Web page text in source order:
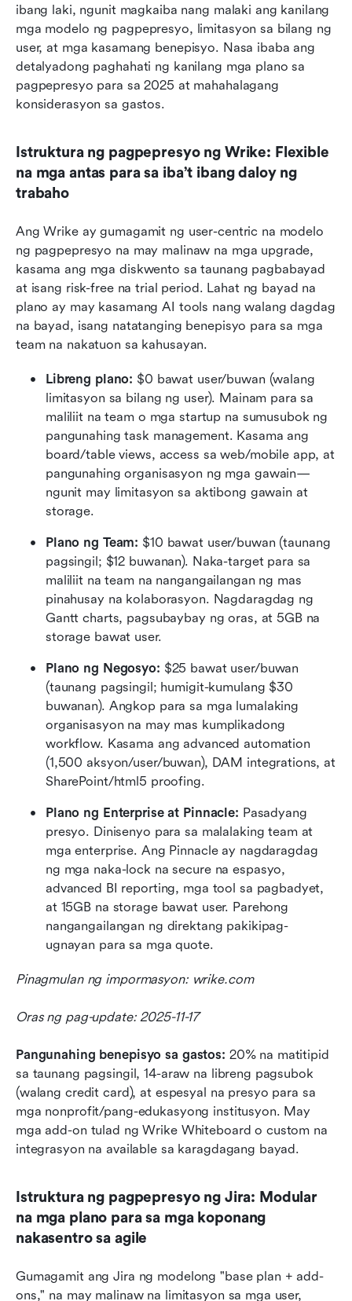
ibang laki, ngunit magkaiba nang malaki ang kanilang
mga modelo ng pagpepresyo, limitasyon sa bilang ng
user, at mga kasamang benepisyo. Nasa ibaba ang
detalyadong paghahati ng kanilang mga plano sa
pagpepresyo para sa 2025 at mahahalagang
konsiderasyon sa gastos.
Istruktura ng pagpepresyo ng Wrike: Flexible
na mga antas para sa iba’t ibang daloy ng
trabaho
Ang Wrike ay gumagamit ng user-centric na modelo
ng pagpepresyo na may malinaw na mga upgrade,
kasama ang mga diskwento sa taunang pagbabayad
at isang risk-free na trial period. Lahat ng bayad na
plano ay may kasamang AI tools nang walang dagdag
na bayad, isang natatanging benepisyo para sa mga
team na nakatuon sa kahusayan.
Libreng plano: $0 bawat user/buwan (walang
limitasyon sa bilang ng user). Mainam para sa
maliliit na team o mga startup na sumusubok ng
pangunahing task management. Kasama ang
board/table views, access sa web/mobile app, at
pangunahing organisasyon ng mga gawain—
ngunit may limitasyon sa aktibong gawain at
storage.
Plano ng Team: $10 bawat user/buwan (taunang
pagsingil; $12 buwanan). Naka-target para sa
maliliit na team na nangangailangan ng mas
pinahusay na kolaborasyon. Nagdaragdag ng
Gantt charts, pagsubaybay ng oras, at 5GB na
storage bawat user.
Plano ng Negosyo: $25 bawat user/buwan
(taunang pagsingil; humigit-kumulang $30
buwanan). Angkop para sa mga lumalaking
organisasyon na may mas kumplikadong
workflow. Kasama ang advanced automation
(1,500 aksyon/user/buwan), DAM integrations, at
SharePoint/html5 proofing.
Plano ng Enterprise at Pinnacle: Pasadyang
presyo. Dinisenyo para sa malalaking team at
mga enterprise. Ang Pinnacle ay nagdaragdag
ng mga naka-lock na secure na espasyo,
advanced BI reporting, mga tool sa pagbadyet,
at 15GB na storage bawat user. Parehong
nangangailangan ng direktang pakikipag-
ugnayan para sa mga quote.
Pinagmulan ng impormasyon: wrike.com
Oras ng pag-update: 2025-11-17
Pangunahing benepisyo sa gastos: 20% na matitipid
sa taunang pagsingil, 14-araw na libreng pagsubok
(walang credit card), at espesyal na presyo para sa
mga nonprofit/pang-edukasyong institusyon. May
mga add-on tulad ng Wrike Whiteboard o custom na
integrasyon na available sa karagdagang bayad.
Istruktura ng pagpepresyo ng Jira: Modular
na mga plano para sa mga koponang
nakasentro sa agile
Gumagamit ang Jira ng modelong "base plan + add-
ons," na may malinaw na limitasyon sa mga user,